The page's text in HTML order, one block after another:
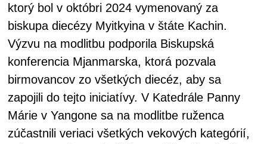
ktorý bol v októbri 2024 vymenovaný za
biskupa diecézy Myitkyina v štáte Kachin.
Výzvu na modlitbu podporila Biskupská
konferencia Mjanmarska, ktorá pozvala
birmovancov zo všetkých diecéz, aby sa
zapojili do tejto iniciatívy. V Katedrále Panny
Márie v Yangone sa na modlitbe ruženca
zúčastnili veriaci všetkých vekových kategórií,